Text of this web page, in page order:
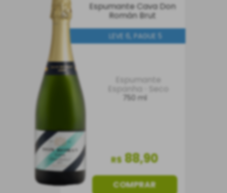
Espumante Cava Don
Román Brut
LEVE 6, PAGUE 5
Espumante
Seco
750 ml
R$ 88,90
COMPRAR